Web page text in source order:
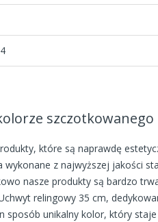
które są naprawdę
wykonane z najwyższej jakości
nasze produkty są bardzo
relingowy 35 cm,
sposób unikalny kolor, który staje